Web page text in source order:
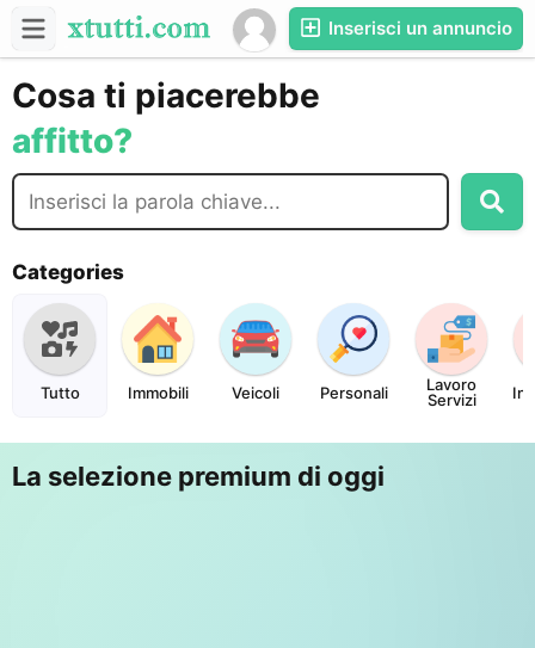
Inserisci un annuncio
Cosa ti piacerebbe
vendere?
scambio?
affitto?
acquistare?
Categories
Tutto Immobili Veicoli Personali
Lavoro
Servizi
In
La selezione premium di oggi